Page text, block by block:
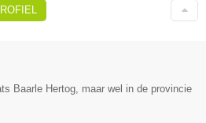
Baarle Hertog, maar wel in de provincie